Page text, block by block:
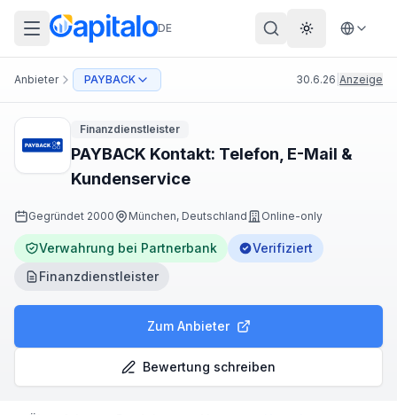
DE Theme
Anbieter PAYBACK 30.6.26 Anzeige
Finanzdienstleister
PAYBACK Kontakt: Telefon, E-Mail &
Kundenservice
Gegründet 2000 München, Deutschland Online-only
Verwahrung bei Partnerbank
Verifiziert
Finanzdienstleister
Zum Anbieter
Bewertung schreiben